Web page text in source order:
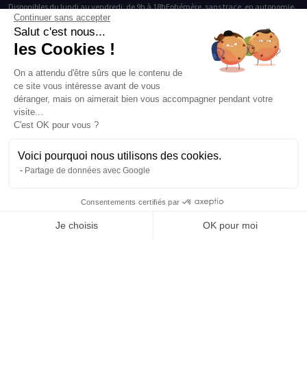
Disponibles du lundi au vendredi, de 9h à 18h
Des guides-explorateurs
Ephémère, sans trace, en autonomie.
Matériel de qualité
Testé, éprouvé, certifié.
À propos
Conditions générales de vente
Conditions générales d'utilisation
Services
Continuer sans accepter
Salut c'est nous...
les Cookies !
On a attendu d'être sûrs que le contenu de
ce site vous intéresse avant de vous
déranger, mais on aimerait bien vous accompagner pendant votre
visite...
C'est OK pour vous ?
Voici pourquoi nous utilisons des cookies.
Partage de données avec Google
Consentements certifiés par
Je choisis
OK pour moi